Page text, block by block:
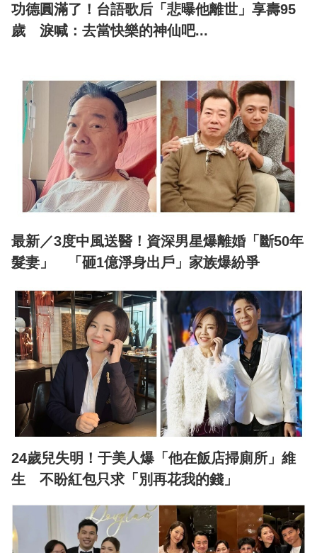
功德圓滿了！台語歌后「悲曝他離世」享壽95
歲 淚喊：去當快樂的神仙吧...
最新／3度中風送醫！資深男星爆離婚「斷50年
髮妻」 「砸1億淨身出戶」家族爆紛爭
24歲兒失明！于美人爆「他在飯店掃廁所」維
生 不盼紅包只求「別再花我的錢」